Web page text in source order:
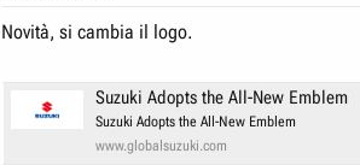
Novità, si cambia il logo.
Suzuki Adopts the All-New Emblem
Suzuki Adopts the All-New Emblem
www.globalsuzuki.com